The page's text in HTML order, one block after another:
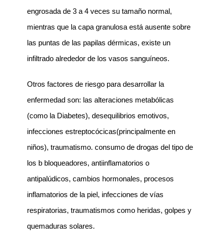
engrosada de 3 a 4 veces su tamaño normal,
mientras que la capa granulosa está ausente sobre
las puntas de las papilas dérmicas, existe un
infiltrado alrededor de los vasos sanguíneos.
Otros factores de riesgo para desarrollar la
enfermedad son: las alteraciones metabólicas
(como la Diabetes), desequilibrios emotivos,
infecciones estreptocócicas(principalmente en
niños), traumatismo. consumo de drogas del tipo de
los b bloqueadores, antiinflamatorios o
antipalúdicos, cambios hormonales, procesos
inflamatorios de la piel, infecciones de vías
respiratorias, traumatismos como heridas, golpes y
quemaduras solares.